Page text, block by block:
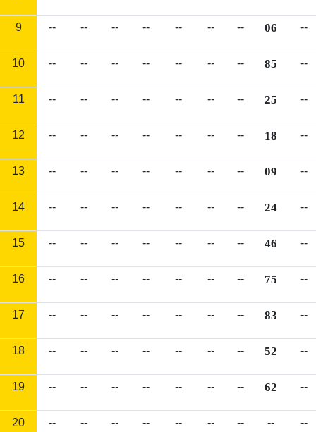
9 -- -- -- -- -- -- -- 06 --
10 -- -- -- -- -- -- -- 85 --
11 -- -- -- -- -- -- -- 25 --
12 -- -- -- -- -- -- -- 18 --
13 -- -- -- -- -- -- -- 09 --
14 -- -- -- -- -- -- -- 24 --
15 -- -- -- -- -- -- -- 46 --
16 -- -- -- -- -- -- -- 75 --
17 -- -- -- -- -- -- -- 83 --
18 -- -- -- -- -- -- -- 52 --
19 -- -- -- -- -- -- -- 62 --
20 -- -- -- -- -- -- -- -- --